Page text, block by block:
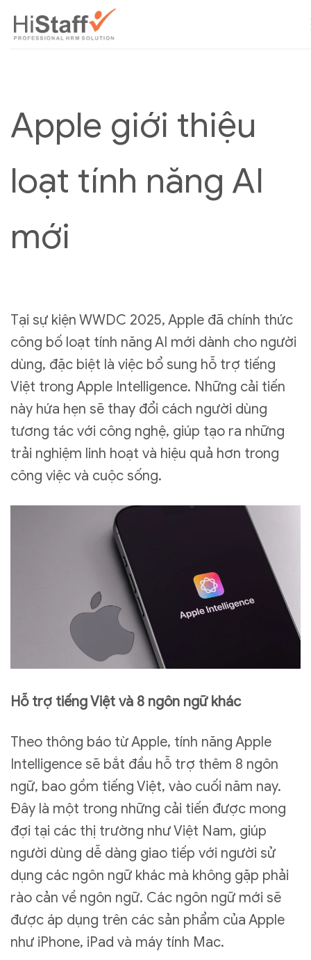
Apple giới thiệu
loạt tính năng AI
mới
Tại sự kiện WWDC 2025, Apple đã chính thức
công bố loạt tính năng AI mới dành cho người
dùng, đặc biệt là việc bổ sung hỗ trợ tiếng
Việt trong Apple Intelligence. Những cải tiến
này hứa hẹn sẽ thay đổi cách người dùng
tương tác với công nghệ, giúp tạo ra những
trải nghiệm linh hoạt và hiệu quả hơn trong
công việc và cuộc sống.
Hỗ trợ tiếng Việt và 8 ngôn ngữ khác
Theo thông báo từ Apple, tính năng Apple
Intelligence sẽ bắt đầu hỗ trợ thêm 8 ngôn
ngữ, bao gồm tiếng Việt, vào cuối năm nay.
Đây là một trong những cải tiến được mong
đợi tại các thị trường như Việt Nam, giúp
người dùng dễ dàng giao tiếp với người sử
dụng các ngôn ngữ khác mà không gặp phải
rào cản về ngôn ngữ. Các ngôn ngữ mới sẽ
được áp dụng trên các sản phẩm của Apple
như iPhone, iPad và máy tính Mac.